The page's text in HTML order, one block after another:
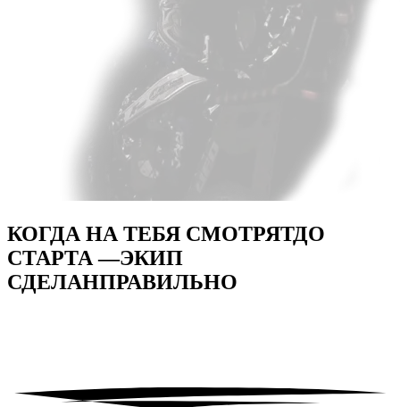
КОГДА НА ТЕБЯ СМОТРЯТДО
СТАРТА —ЭКИП
СДЕЛАНПРАВИЛЬНО